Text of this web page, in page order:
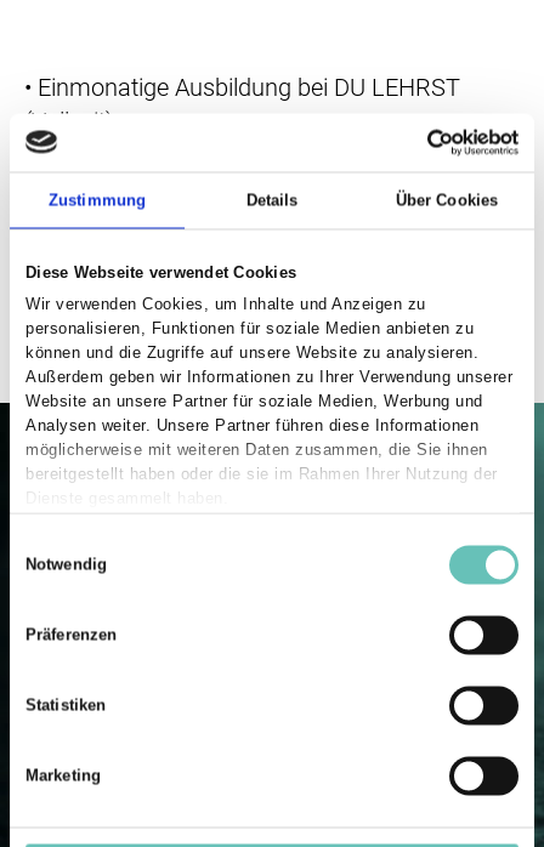
Zustimmung Details Über Cookies
Diese Webseite verwendet Cookies
Wir verwenden Cookies, um Inhalte und Anzeigen zu
personalisieren, Funktionen für soziale Medien anbieten zu
können und die Zugriffe auf unsere Website zu analysieren.
Außerdem geben wir Informationen zu Ihrer Verwendung unserer
Website an unsere Partner für soziale Medien, Werbung und
Analysen weiter. Unsere Partner führen diese Informationen
möglicherweise mit weiteren Daten zusammen, die Sie ihnen
bereitgestellt haben oder die sie im Rahmen Ihrer Nutzung der
Dienste gesammelt haben.
Notwendig
Präferenzen
Statistiken
Marketing
• Einmonatige Ausbildung bei DU LEHRST
(Vollzeit)
• Theorie: Verkehrsverhalten, Pädagogik,
Technik & Recht speziell für die Klasse A
• Praxis: Fahrstunden als Vorbereitung auf die
• Abschluss: theoretische Fachkundeprüfung
und praktische Prüfung
AUSBILDUNGSFAHRSCHULE DU FÄHRST
Bei freien Kapazitäten ist es möglich,